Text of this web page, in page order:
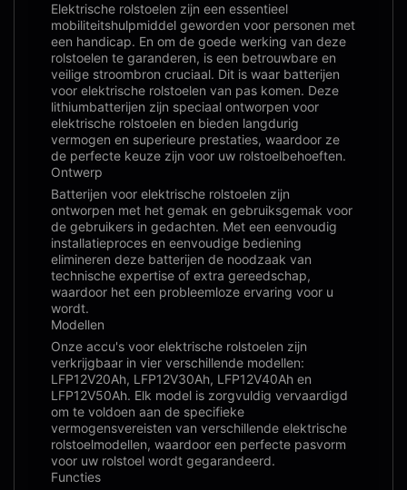
Elektrische rolstoelen zijn een essentieel
mobiliteitshulpmiddel geworden voor personen met
een handicap. En om de goede werking van deze
rolstoelen te garanderen, is een betrouwbare en
veilige stroombron cruciaal. Dit is waar batterijen
voor elektrische rolstoelen van pas komen. Deze
lithiumbatterijen zijn speciaal ontworpen voor
elektrische rolstoelen en bieden langdurig
vermogen en superieure prestaties, waardoor ze
de perfecte keuze zijn voor uw rolstoelbehoeften.
Ontwerp
Batterijen voor elektrische rolstoelen zijn
ontworpen met het gemak en gebruiksgemak voor
de gebruikers in gedachten. Met een eenvoudig
installatieproces en eenvoudige bediening
elimineren deze batterijen de noodzaak van
technische expertise of extra gereedschap,
waardoor het een probleemloze ervaring voor u
wordt.
Modellen
Onze accu's voor elektrische rolstoelen zijn
verkrijgbaar in vier verschillende modellen:
LFP12V20Ah, LFP12V30Ah, LFP12V40Ah en
LFP12V50Ah. Elk model is zorgvuldig vervaardigd
om te voldoen aan de specifieke
vermogensvereisten van verschillende elektrische
rolstoelmodellen, waardoor een perfecte pasvorm
voor uw rolstoel wordt gegarandeerd.
Functies